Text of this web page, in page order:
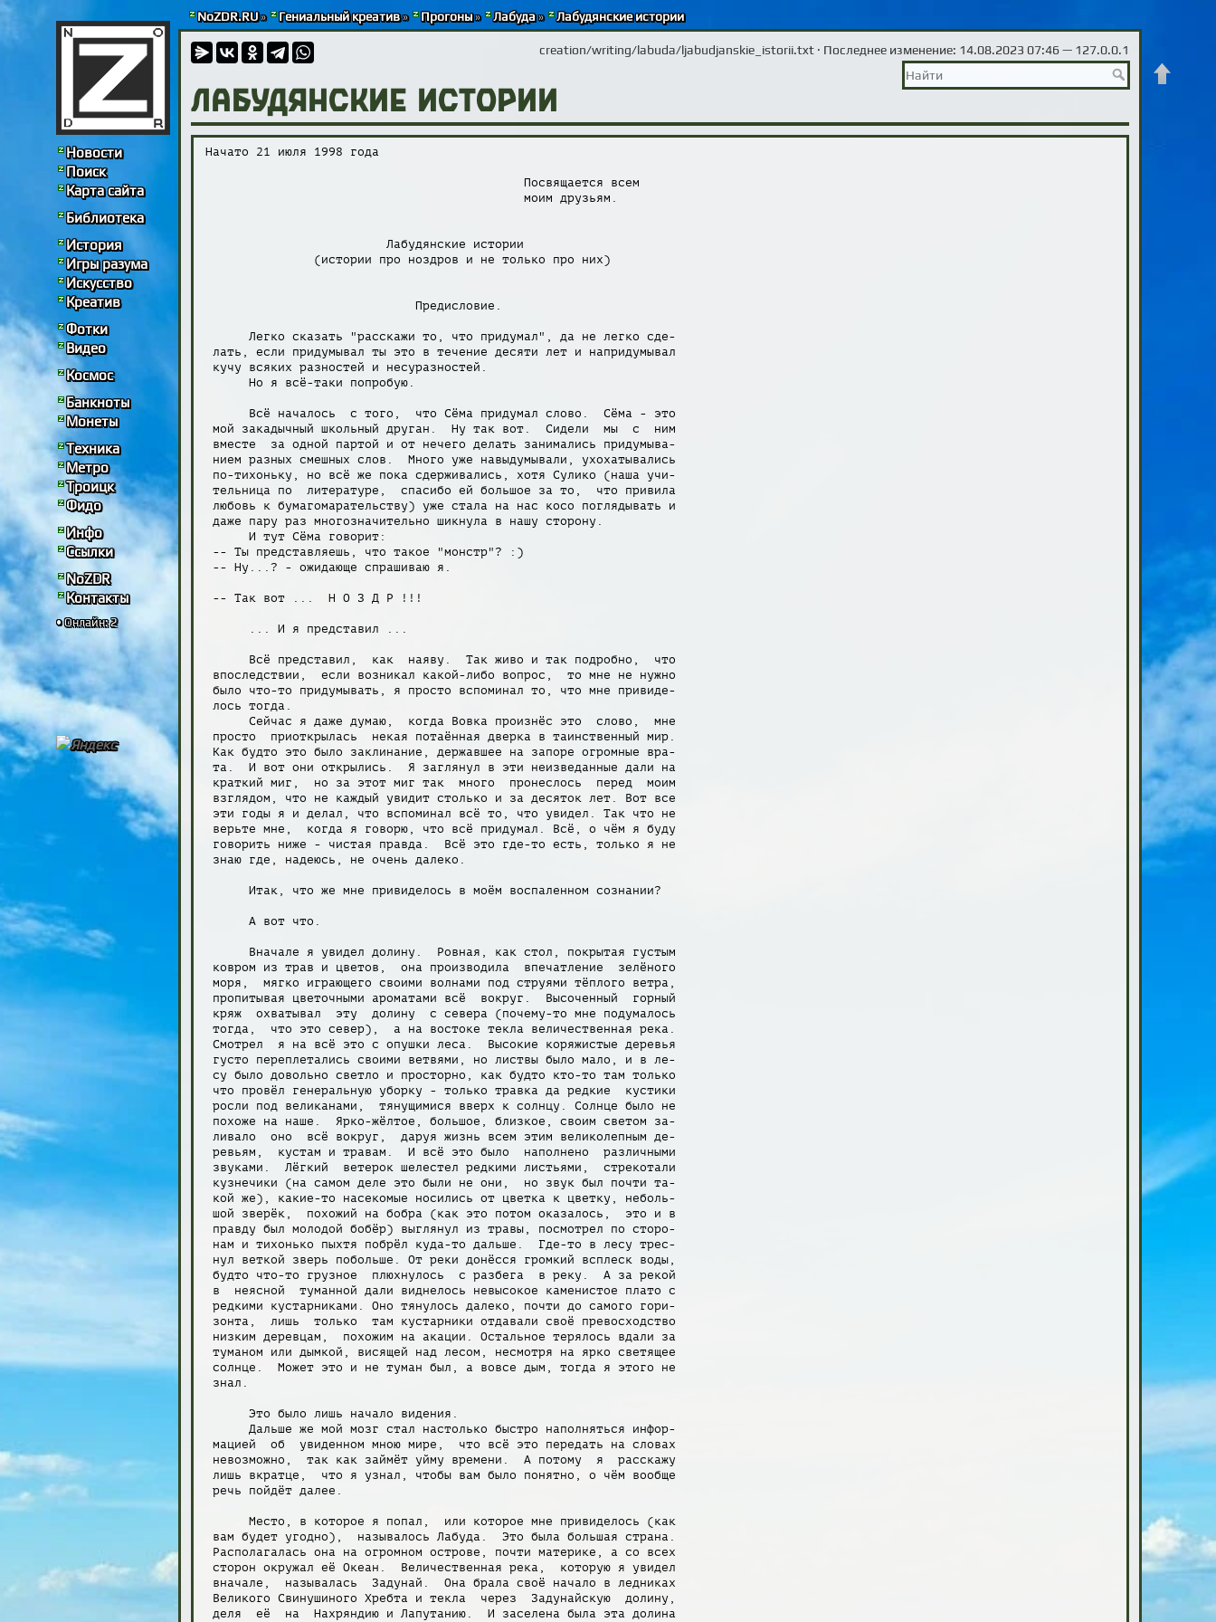
NoZDR.RU» Гениальный креатив» Прогоны» Лабуда» Лабудянские истории
Новости
Поиск
Карта сайта
Библиотека
История
Игры разума
Искусство
Креатив
Фотки
Видео
Космос
Банкноты
Монеты
Техника
Метро
Троицк
Фидо
Инфо
Ссылки
NoZDR
Контакты
• Онлайн: 2
creation/writing/labuda/ljabudjanskie_istorii.txt· Последнее изменение: 14.08.2023 07:46 — 127.0.0.1
Лабудянские истории
Начато 21 июля 1998 года
                                            Посвящается всем
                                            моим друзьям.
                         Лабудянские истории
               (истории про ноздров и не только про них)
                             Предисловие.
      Легко сказать "расскажи то, что придумал", да не легко сде-
лать, если придумывал ты это в течение десяти лет и напридумывал
кучу всяких разностей и несуразностей.
      Но я всё-таки попробую.
      Всё началось  с того,  что Сёма придумал слово.  Сёма - это
мой закадычный школьный друган.  Ну так вот.  Сидели  мы  с  ним
вместе  за одной партой и от нечего делать занимались придумыва-
нием разных смешных слов.  Много уже навыдумывали, ухохатывались
по-тихоньку, но всё же пока сдерживались, хотя Сулико (наша учи-
тельница по  литературе,  спасибо ей большое за то,  что привила
любовь к бумагомарательству) уже стала на нас косо поглядывать и
даже пару раз многозначительно шикнула в нашу сторону.
      И тут Сёма говорит:
-- Ты представляешь, что такое "монстр"? :)
-- Ну...? - ожидающе спрашиваю я.
-- Так вот ...  Н О З Д Р !!!
      ... И я представил ...
      Всё представил,  как  наяву.  Так живо и так подробно,  что
впоследствии,  если возникал какой-либо вопрос,  то мне не нужно
было что-то придумывать, я просто вспоминал то, что мне привиде-
лось тогда.
      Сейчас я даже думаю,  когда Вовка произнёс это  слово,  мне
просто  приоткрылась  некая потаённая дверка в таинственный мир.
Как будто это было заклинание, державшее на запоре огромные вра-
та.  И вот они открылись.  Я заглянул в эти неизведанные дали на
краткий миг,  но за этот миг так  много  пронеслось  перед  моим
взглядом, что не каждый увидит столько и за десяток лет. Вот все
эти годы я и делал, что вспоминал всё то, что увидел. Так что не
верьте мне,  когда я говорю, что всё придумал. Всё, о чём я буду
говорить ниже - чистая правда.  Всё это где-то есть, только я не
знаю где, надеюсь, не очень далеко.
      Итак, что же мне привиделось в моём воспаленном сознании?
      А вот что.
      Вначале я увидел долину.  Ровная, как стол, покрытая густым
ковром из трав и цветов,  она производила  впечатление  зелёного
моря,  мягко играющего своими волнами под струями тёплого ветра,
пропитывая цветочными ароматами всё  вокруг.  Высоченный  горный
кряж  охватывал  эту  долину  с севера (почему-то мне подумалось
тогда,  что это север),  а на востоке текла величественная река.
Смотрел  я на всё это c опушки леса.  Высокие коряжистые деревья
густо переплетались своими ветвями, но листвы было мало, и в ле-
су было довольно светло и просторно, как будто кто-то там только
что провёл генеральную уборку - только травка да редкие  кустики
росли под великанами,  тянущимися вверх к солнцу. Солнце было не
похоже на наше.  Ярко-жёлтое, большое, близкое, своим светом за-
ливало  оно  всё вокруг,  даруя жизнь всем этим великолепным де-
ревьям,  кустам и травам.  И всё это было  наполнено  различными
звуками.  Лёгкий  ветерок шелестел редкими листьями,  стрекотали
кузнечики (на самом деле это были не они,  но звук был почти та-
кой же), какие-то насекомые носились от цветка к цветку, неболь-
шой зверёк,  похожий на бобра (как это потом оказалось,  это и в
правду был молодой бобёр) выглянул из травы, посмотрел по сторо-
нам и тихонько пыхтя побрёл куда-то дальше.  Где-то в лесу трес-
нул веткой зверь побольше. От реки донёсся громкий всплеск воды,
будто что-то грузное  плюхнулось  с разбега  в реку.  А за рекой
в  неясной  туманной дали виднелось невысокое каменистое плато с
редкими кустарниками. Оно тянулось далеко, почти до самого гори-
зонта,  лишь  только  там кустарники отдавали своё превосходство
низким деревцам,  похожим на акации. Остальное терялось вдали за
туманом или дымкой, висящей над лесом, несмотря на ярко светящее
солнце.  Может это и не туман был, а вовсе дым, тогда я этого не
знал.
      Это было лишь начало видения.
      Дальше же мой мозг стал настолько быстро наполняться инфор-
мацией  об  увиденном мною мире,  что всё это передать на словах
невозможно,  так как займёт уйму времени.  А потому  я  расскажу
лишь вкратце,  что я узнал, чтобы вам было понятно, о чём вообще
речь пойдёт далее.
      Место, в которое я попал,  или которое мне привиделось (как
вам будет угодно),  называлось Лабуда.  Это была большая страна.
Располагалась она на огромном острове, почти материке, а со всех
сторон окружал её Океан.  Величественная река,  которую я увидел
вначале,  называлась  Задунай.  Она брала своё начало в ледниках
Великого Свинушиного Хребта и текла  через  Задунайскую  долину,
деля  её  на  Нахряндию и Лапутанию.  И заселена была эта долина
Наверх